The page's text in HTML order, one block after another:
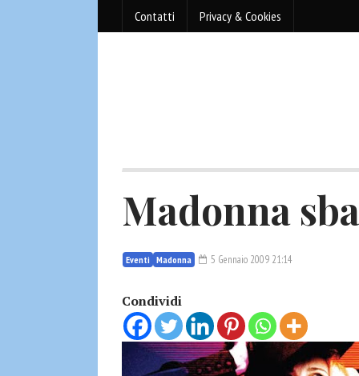
Contatti Privacy & Cookies
Madonna
Eventi Madonna 5 Gennaio 2009 21:14
Condividi